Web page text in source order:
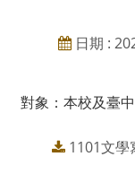
日期 :
對象：本校及臺
1101文學